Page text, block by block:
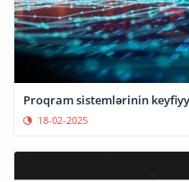
Proqram sistemlərinin
18-02-2025